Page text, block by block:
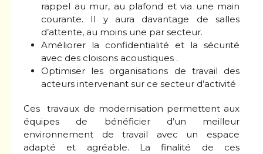
rappel au mur, au plafond et via une main
courante. Il y aura davantage de salles
d’attente, au moins une par secteur.
Améliorer la confidentialité et la sécurité
avec des cloisons acoustiques .
Optimiser les organisations de travail des
acteurs intervenant sur ce secteur d’activité
Ces travaux de modernisation permettent aux
équipes de bénéficier d’un meilleur
environnement de travail avec un espace
adapté et agréable. La finalité de ces